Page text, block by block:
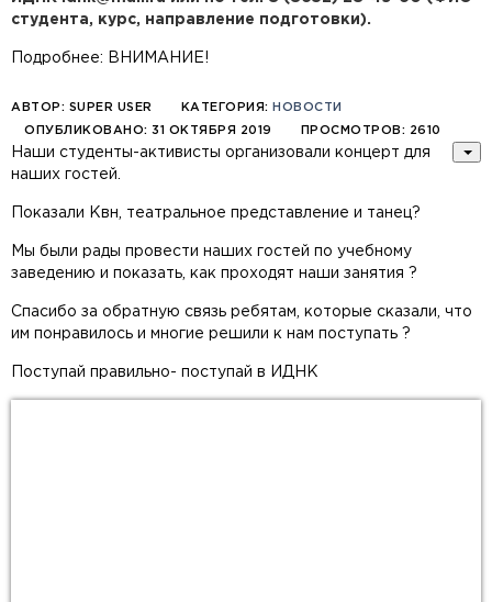
студента, курс, направление подготовки).
Подробнее: ВНИМАНИЕ!
АВТОР: SUPER USER КАТЕГОРИЯ: НОВОСТИ
ОПУБЛИКОВАНО: 31 ОКТЯБРЯ 2019 ПРОСМОТРОВ: 2610
Наши студенты-активисты организовали концерт для
наших гостей.
Показали Квн, театральное представление и танец?
Мы были рады провести наших гостей по учебному
заведению и показать, как проходят наши занятия ?
Спасибо за обратную связь ребятам, которые сказали, что
им понравилось и многие решили к нам поступать ?
Поступай правильно- поступай в ИДНК